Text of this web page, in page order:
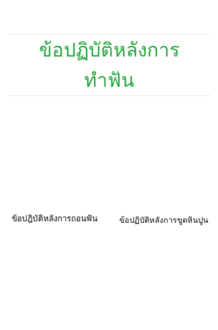
ข้อปฏิบัติหลังการ
ทำฟัน
ข้อปฎิบัติหลังการถอนฟัน ข้อปฏิบัติหลังการขูดหินปูน